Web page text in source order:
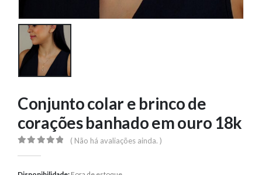
Conjunto colar e brinco de
corações banhado em ouro 18k
( Não há avaliações ainda. )